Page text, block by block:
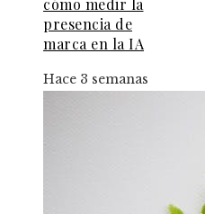
cómo medir la
presencia de
marca en la IA
Hace 3 semanas